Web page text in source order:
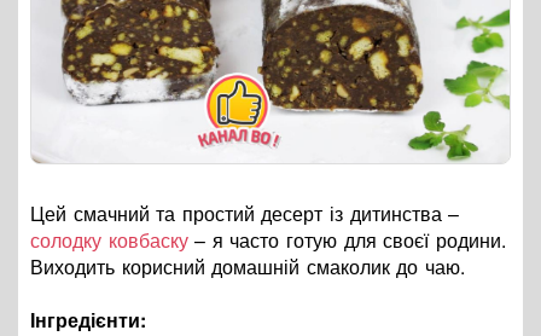
Цей смачний та простий десерт із дитинства –
солодку ковбаску– я часто готую для своєї родини.
Виходить корисний домашній смаколик до чаю.
Інгредієнти: